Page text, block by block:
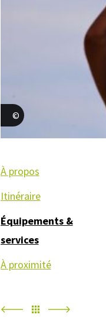
À propos
Itinéraire
Équipements &
services
À proximité